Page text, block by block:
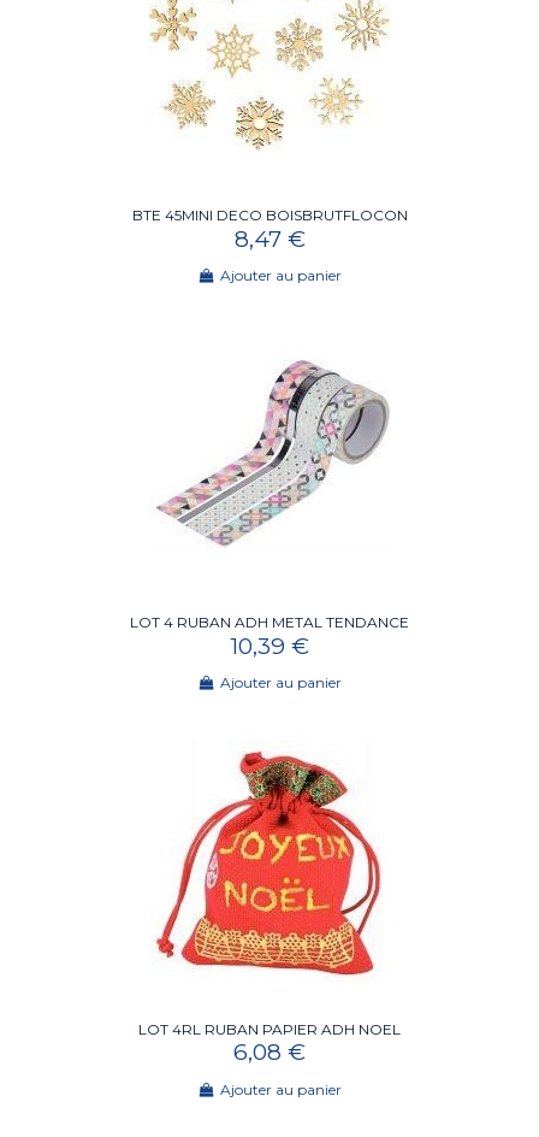
BTE 45MINI DECO BOISBRUTFLOCON
8,47 €
Ajouter au panier
LOT 4 RUBAN ADH METAL TENDANCE
10,39 €
Ajouter au panier
LOT 4RL RUBAN PAPIER ADH NOEL
6,08 €
Ajouter au panier